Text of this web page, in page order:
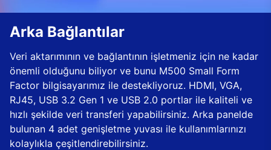
Arka Bağlantılar
Veri aktarımının ve bağlantının işletmeniz için ne kadar
önemli olduğunu biliyor ve bunu M500 Small Form
Factor bilgisayarımız ile destekliyoruz. HDMI, VGA,
RJ45, USB 3.2 Gen 1 ve USB 2.0 portlar ile kaliteli ve
hızlı şekilde veri transferi yapabilirsiniz. Arka panelde
bulunan 4 adet genişletme yuvası ile kullanımlarınızı
kolaylıkla çeşitlendirebilirsiniz.